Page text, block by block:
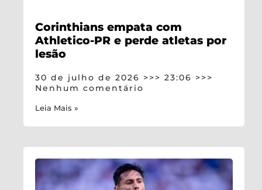
Corinthians empata com
Athletico-PR e perde atletas por
lesão
30 de julho de 2026
23:06
Nenhum comentário
Leia Mais »